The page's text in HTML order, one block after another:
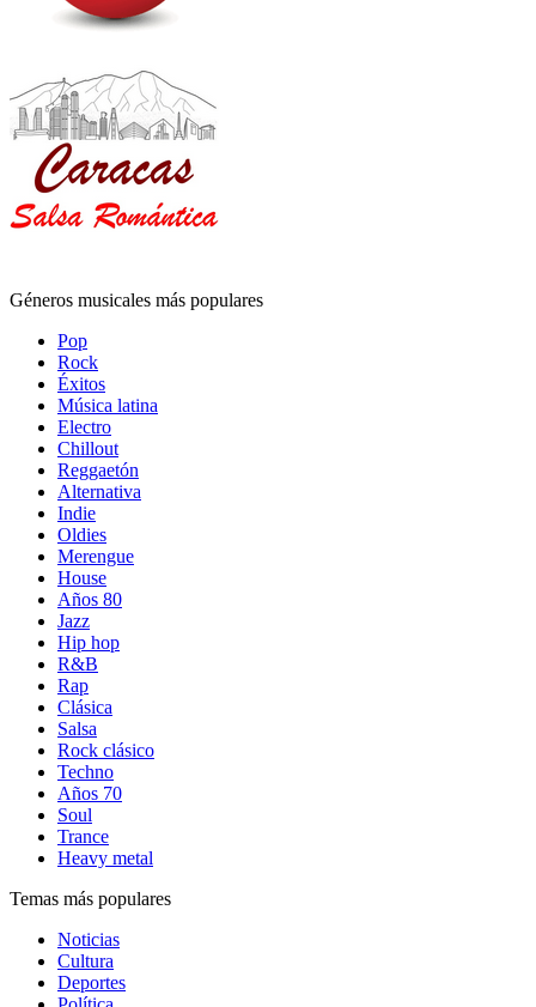
Géneros musicales más populares
Pop
Rock
Éxitos
Música latina
Electro
Chillout
Reggaetón
Alternativa
Indie
Oldies
Merengue
House
Años 80
Jazz
Hip hop
R&B
Rap
Clásica
Salsa
Rock clásico
Techno
Años 70
Soul
Trance
Heavy metal
Temas más populares
Noticias
Cultura
Deportes